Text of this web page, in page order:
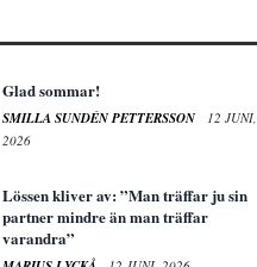
Glad sommar!
SMILLA SUNDÉN PETTERSSON
12 JUNI,
2026
Lössen kliver av: ”Man träffar ju sin
partner mindre än man träffar
varandra”